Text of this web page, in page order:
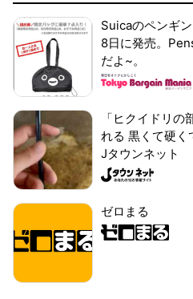
Suicaのペンギ
8日に発売。
だよ~。
「ヒクイドリ
れる 黒くて硬く
Jタウンネット
ゼロまる